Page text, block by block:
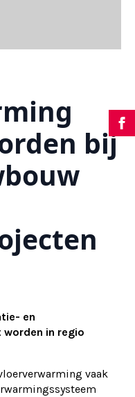
bij
en
in regio
vaak